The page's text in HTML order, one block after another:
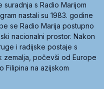
suradnja s Radio Marijom
nastali su 1983. godine
se Radio Marija postupno
nacionalni prostor. Nakon
i radijske postaje s
zemalja, počevši od Europe
Filipina na azijskom